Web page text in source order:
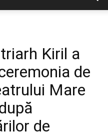
Kiril a
de
Mare
de